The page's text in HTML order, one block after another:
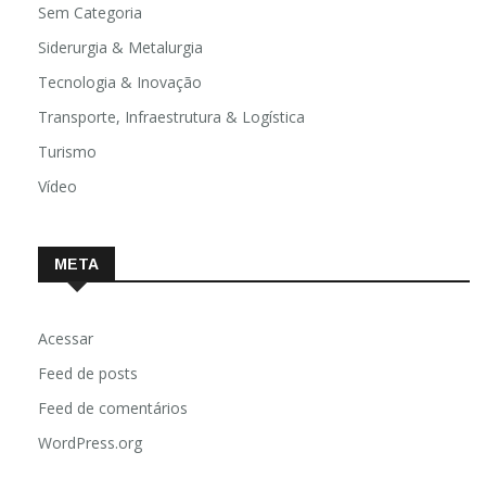
Sem Categoria
Siderurgia & Metalurgia
Tecnologia & Inovação
Transporte, Infraestrutura & Logística
Turismo
Vídeo
META
Acessar
Feed de posts
Feed de comentários
WordPress.org